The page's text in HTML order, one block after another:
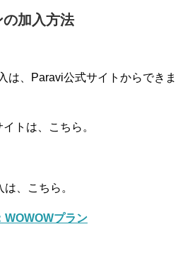
加入方法
は、Paravi公式サイトからできま
トは、こちら。
、こちら。
WOWOWプラン